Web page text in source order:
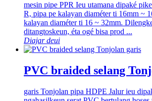
mesin pipe PPR Ieu utamana dipaké
R, pipa pe kalayan diaméter ti 16mm ~
kalayan diaméter ti 16 ~ 32mm.
ditangtoskeun, éta ogé bisa prod ...
Diajar deui
PVC braided selang
garis Tonjolan pipa HDPE Jalur ieu